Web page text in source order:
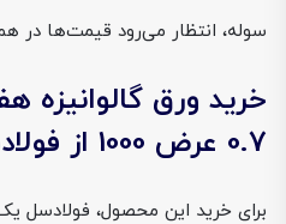
سوله، انتظار می‌رود قیمت‌ها در
خرید ورق
0.7 عرض 1000 از فولادسل
برای خرید این محصول، فولادسل